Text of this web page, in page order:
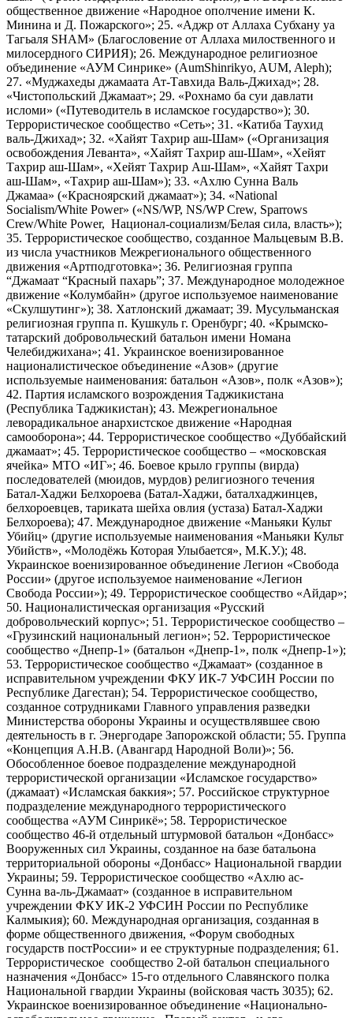
общественное движение «Народное ополчение имени К.
Минина и Д. Пожарского»; 25. «Аджр от Аллаха Субхану уа
Тагьаля SHAM» (Благословение от Аллаха милоственного и
милосердного СИРИЯ); 26. Международное религиозное
объединение «АУМ Синрике» (AumShinrikyo, AUM, Aleph);
27. «Муджахеды джамаата Ат-Тавхида Валь-Джихад»; 28.
«Чистопольский Джамаат»; 29. «Рохнамо ба суи давлати
исломи» («Путеводитель в исламское государство»); 30.
Террористическое сообщество «Сеть»; 31. «Катиба Таухид
валь-Джихад»; 32. «Хайят Тахрир аш-Шам» («Организация
освобождения Леванта», «Хайят Тахрир аш-Шам», «Хейят
Тахрир аш-Шам», «Хейят Тахрир Аш-Шам», «Хайят Тахри
аш-Шам», «Тахрир аш-Шам»); 33. «Ахлю Сунна Валь
Джамаа» («Красноярский джамаат»); 34. «National
Socialism/White Power» («NS/WP, NS/WP Crew, Sparrows
Crew/White Power, Национал-социализм/Белая сила, власть»);
35. Террористическое сообщество, созданное Мальцевым В.В.
из числа участников Межрегионального общественного
движения «Артподготовка»; 36. Религиозная группа
“Джамаат “Красный пахарь”; 37. Международное молодежное
движение «Колумбайн» (другое используемое наименование
«Скулшутинг»); 38. Хатлонский джамаат; 39. Мусульманская
религиозная группа п. Кушкуль г. Оренбург; 40. «Крымско-
татарский добровольческий батальон имени Номана
Челебиджихана»; 41. Украинское военизированное
националистическое объединение «Азов» (другие
используемые наименования: батальон «Азов», полк «Азов»);
42. Партия исламского возрождения Таджикистана
(Республика Таджикистан); 43. Межрегиональное
леворадикальное анархистское движение «Народная
самооборона»; 44. Террористическое сообщество «Дуббайский
джамаат»; 45. Террористическое сообщество – «московская
ячейка» МТО «ИГ»; 46. Боевое крыло группы (вирда)
последователей (мюидов, мурдов) религиозного течения
Батал-Хаджи Белхороева (Батал-Хаджи, баталхаджинцев,
белхороевцев, тариката шейха овлия (устаза) Батал-Хаджи
Белхороева); 47. Международное движение «Маньяки Культ
Убийц» (другие используемые наименования «Маньяки Культ
Убийств», «Молодёжь Которая Улыбается», М.К.У.); 48.
Украинское военизированное объединение Легион «Свобода
России» (другое используемое наименование «Легион
Свобода России»); 49. Террористическое сообщество «Айдар»;
50. Националистическая организация «Русский
добровольческий корпус»; 51. Террористическое сообщество –
«Грузинский национальный легион»; 52. Террористическое
сообщество «Днепр-1» (батальон «Днепр-1», полк «Днепр-1»);
53. Террористическое сообщество «Джамаат» (созданное в
исправительном учреждении ФКУ ИК-7 УФСИН России по
Республике Дагестан); 54. Террористическое сообщество,
созданное сотрудниками Главного управления разведки
Министерства обороны Украины и осуществлявшее свою
деятельность в г. Энергодаре Запорожской области; 55. Группа
«Концепция А.Н.В. (Авангард Народной Воли)»; 56.
Обособленное боевое подразделение международной
террористической организации «Исламское государство»
(джамаат) «Исламская баккия»; 57. Российское структурное
подразделение международного террористического
сообщества «АУМ Синрикё»; 58. Террористическое
сообщество 46-й отдельный штурмовой батальон «Донбасс»
Вооруженных сил Украины, созданное на базе батальона
территориальной обороны «Донбасс» Национальной гвардии
Украины; 59. Террористическое сообщество «Ахлю ас-
Сунна ва-ль-Джамаат» (созданное в исправительном
учреждении ФКУ ИК-2 УФСИН России по Республике
Калмыкия); 60. Международная организация, созданная в
форме общественного движения, «Форум свободных
государств постРоссии» и ее структурные подразделения; 61.
Террористическое сообщество 2-ой батальон специального
назначения «Донбасс» 15-го отдельного Славянского полка
Национальной гвардии Украины (войсковая часть 3035); 62.
Украинское военизированное объединение «Национально-